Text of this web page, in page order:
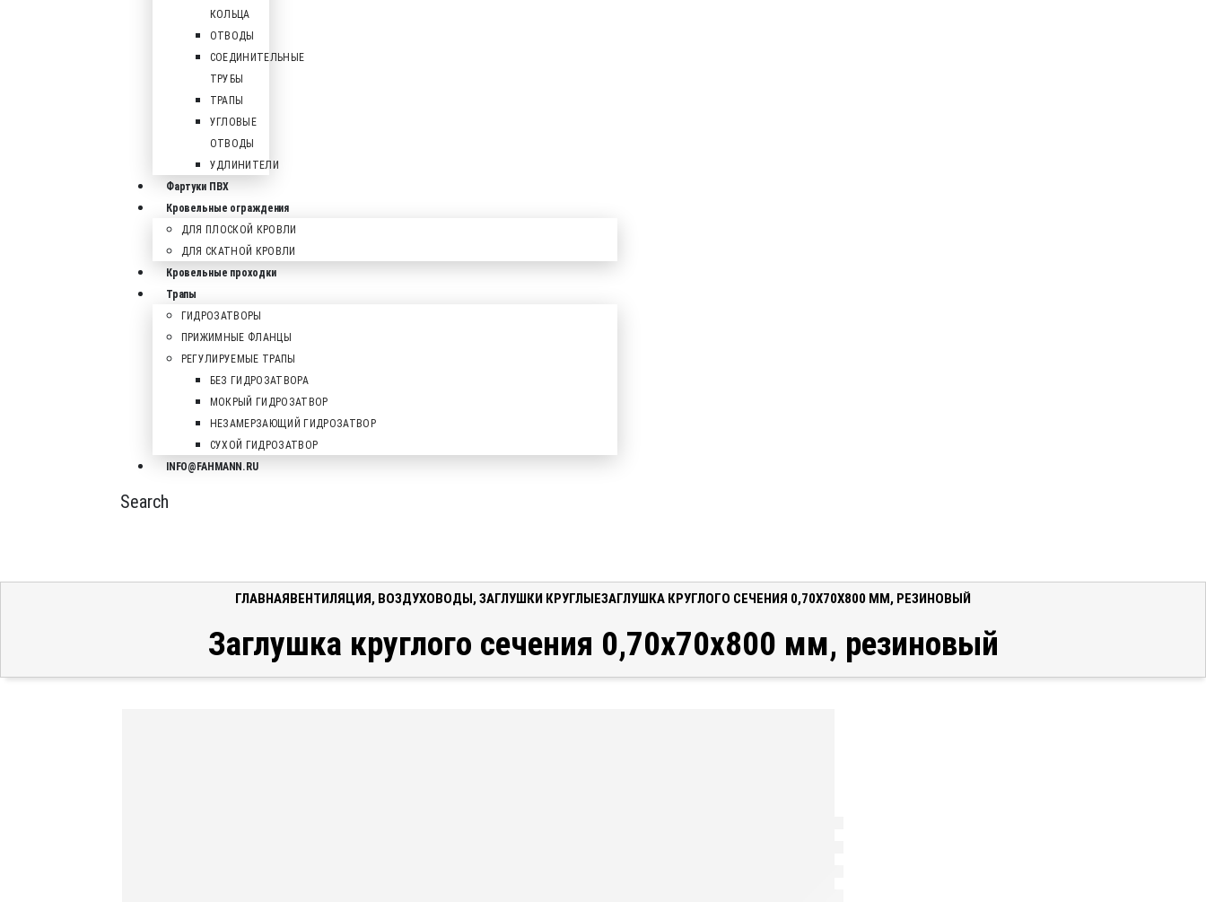
КОЛЬЦА
ОТВОДЫ
СОЕДИНИТЕЛЬНЫЕ
ТРУБЫ
ТРАПЫ
УГЛОВЫЕ
ОТВОДЫ
УДЛИНИТЕЛИ
Фартуки ПВХ
Кровельные ограждения
ДЛЯ ПЛОСКОЙ КРОВЛИ
ДЛЯ СКАТНОЙ КРОВЛИ
Кровельные проходки
Трапы
ГИДРОЗАТВОРЫ
ПРИЖИМНЫЕ ФЛАНЦЫ
РЕГУЛИРУЕМЫЕ ТРАПЫ
БЕЗ ГИДРОЗАТВОРА
МОКРЫЙ ГИДРОЗАТВОР
НЕЗАМЕРЗАЮЩИЙ ГИДРОЗАТВОР
СУХОЙ ГИДРОЗАТВОР
INFO@FAHMANN.RU
Search
ГЛАВНАЯВЕНТИЛЯЦИЯ, ВОЗДУХОВОДЫ,ЗАГЛУШКИ КРУГЛЫЕЗАГЛУШКА КРУГЛОГО СЕЧЕНИЯ 0,70X70X800 ММ, РЕЗИНОВЫЙ
Заглушка круглого сечения 0,70x70x800 мм, резиновый